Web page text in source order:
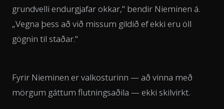
grundvelli endurgjafar okkar," bendir Nieminen á.
„Vegna þess að við missum gildið ef ekki eru öll
gögnin til staðar."
Fyrir Nieminen er valkosturinn — að vinna með
mörgum gáttum flutningsaðila — ekki skilvirkt.